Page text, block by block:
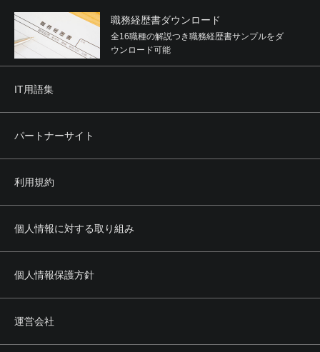
職務経歴書ダウンロード
全16職種の解説つき職務経歴書サンプルをダ
ウンロード可能
IT用語集
パートナーサイト
利用規約
個人情報に対する取り組み
個人情報保護方針
運営会社